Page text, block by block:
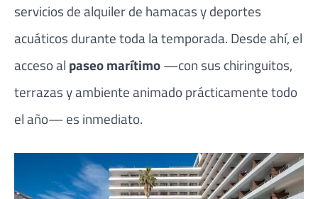
servicios de alquiler de hamacas y deportes
acuáticos durante toda la temporada. Desde ahí, el
acceso al paseo marítimo—con sus chiringuitos,
terrazas y ambiente animado prácticamente todo
el año— es inmediato.